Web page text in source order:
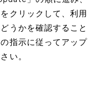
クリックして、利用
うかを確認すること
指示に従ってアップ
い。